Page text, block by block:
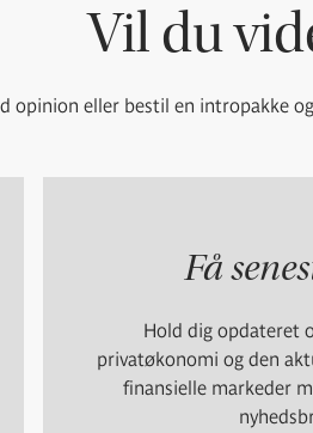
Vil du
opinion eller bestil en intropakke
Få
Hold dig opdateret
privatøkonomi og den
finansielle markeder